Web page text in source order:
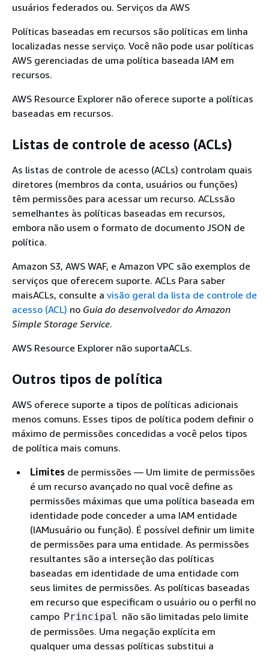
usuários federados ou. Serviços da AWS
Políticas baseadas em recursos são políticas em linha
localizadas nesse serviço. Você não pode usar políticas
AWS gerenciadas de uma política baseada IAM em
recursos.
AWS Resource Explorer não oferece suporte a políticas
baseadas em recursos.
Listas de controle de acesso (ACLs)
As listas de controle de acesso (ACLs) controlam quais
diretores (membros da conta, usuários ou funções)
têm permissões para acessar um recurso. ACLssão
semelhantes às políticas baseadas em recursos,
embora não usem o formato de documento JSON de
política.
Amazon S3, AWS WAF, e Amazon VPC são exemplos de
serviços que oferecem suporte. ACLs Para saber
maisACLs, consulte a visão geral da lista de controle de
acesso (ACL) no Guia do desenvolvedor do Amazon
Simple Storage Service.
AWS Resource Explorer não suportaACLs.
Outros tipos de política
AWS oferece suporte a tipos de políticas adicionais
menos comuns. Esses tipos de política podem definir o
máximo de permissões concedidas a você pelos tipos
de política mais comuns.
Limites de permissões — Um limite de permissões
é um recurso avançado no qual você define as
permissões máximas que uma política baseada em
identidade pode conceder a uma IAM entidade
(IAMusuário ou função). É possível definir um limite
de permissões para uma entidade. As permissões
resultantes são a interseção das políticas
baseadas em identidade de uma entidade com
seus limites de permissões. As políticas baseadas
em recurso que especificam o usuário ou o perfil no
campo Principal
não são limitadas pelo limite
de permissões. Uma negação explícita em
qualquer uma dessas políticas substitui a